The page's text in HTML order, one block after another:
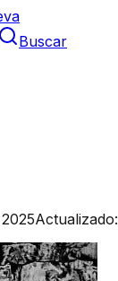
Buscar
Actualizado: